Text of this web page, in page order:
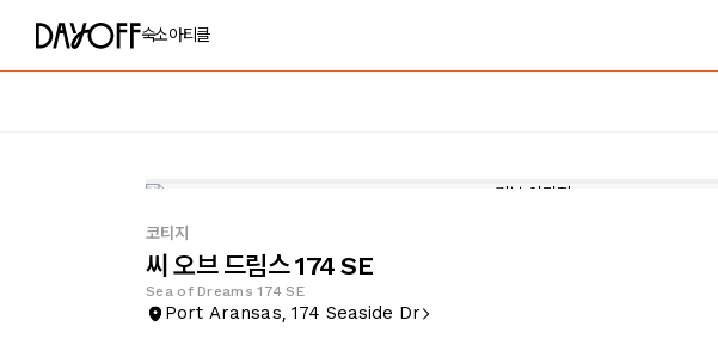
숙소아티클
코티지
씨 오브 드림스 174 SE
Sea of Dreams 174 SE
Port Aransas, 174 Seaside Dr